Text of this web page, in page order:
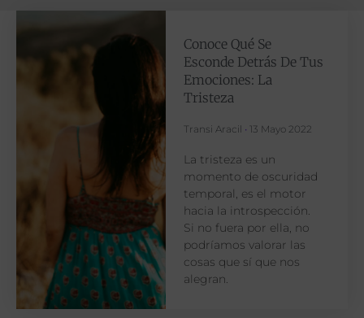
Conoce Qué Se
Esconde Detrás De Tus
Emociones: La
Tristeza
Transi Aracil 13 Mayo 2022
La tristeza es un
momento de oscuridad
temporal, es el motor
hacia la introspección.
Si no fuera por ella, no
podríamos valorar las
cosas que sí que nos
alegran.